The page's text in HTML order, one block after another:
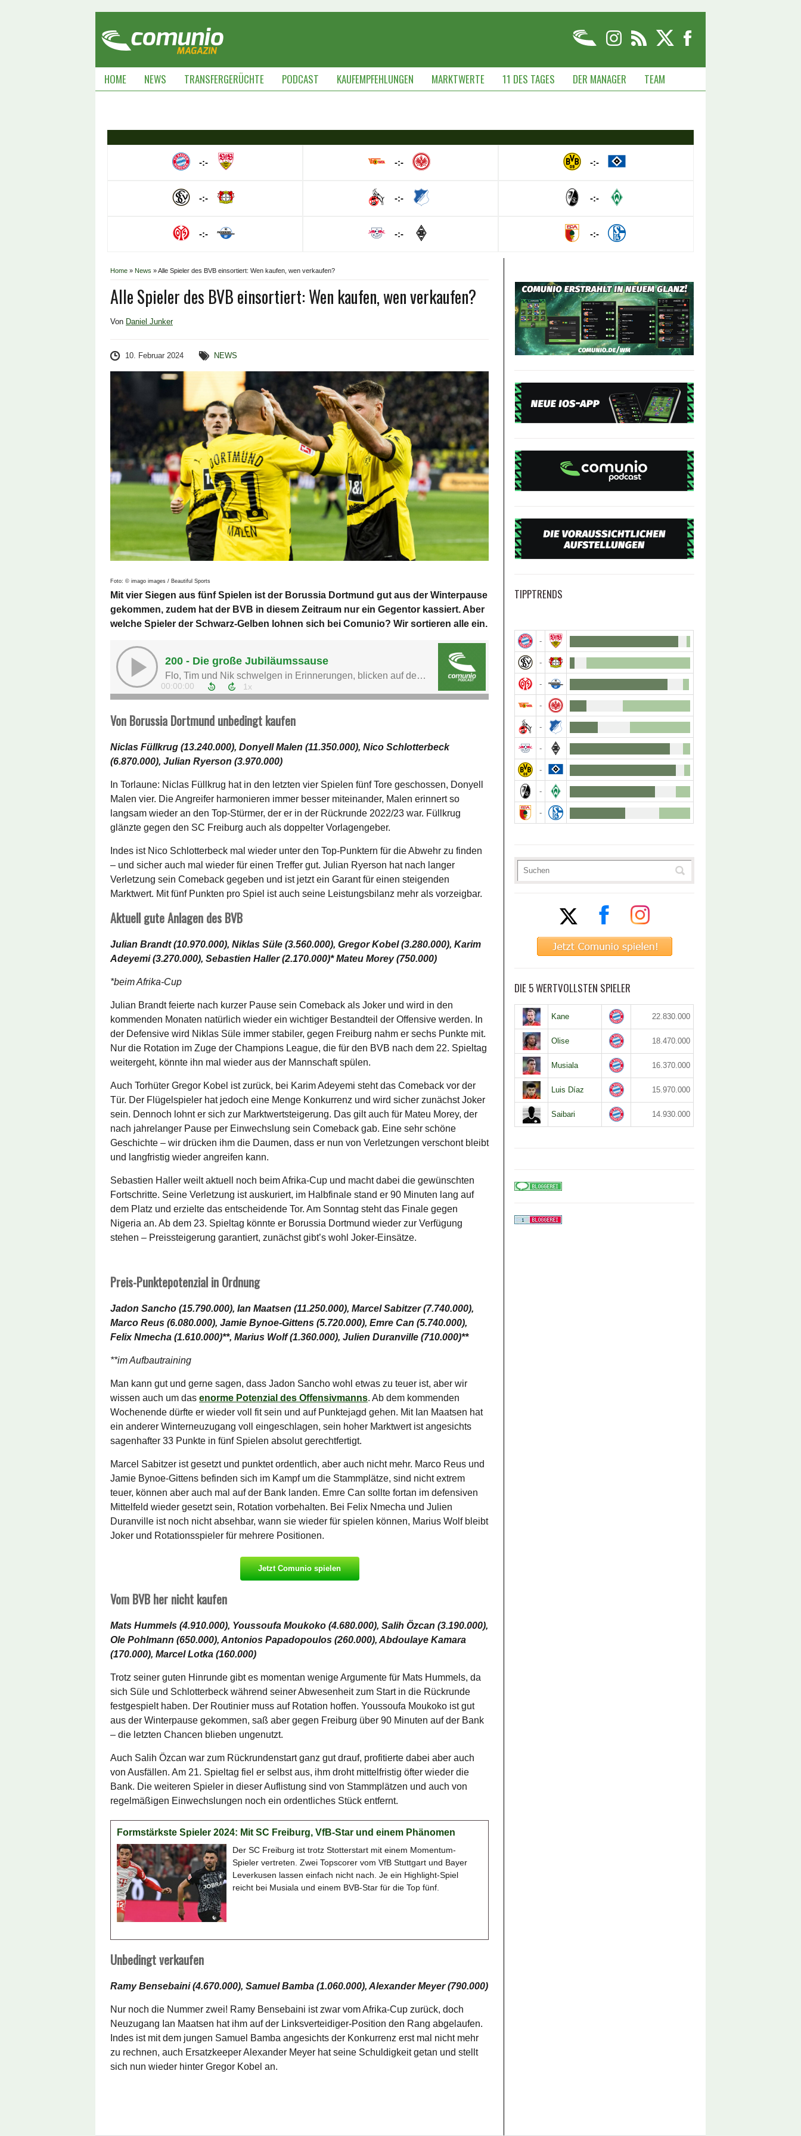
HOME NEWS TRANSFERGERÜCHTE PODCAST KAUFEMPFEHLUNGEN MARKTWERTE 11 DES TAGES DER MANAGER TEAM
-:-
-:-
-:-
-:-
-:-
-:-
-:-
-:-
-:-
Home » News »Alle Spieler des BVB einsortiert: Wen kaufen, wen verkaufen?
Alle Spieler des BVB einsortiert: Wen kaufen, wen verkaufen?
Von Daniel Junker
10. Februar 2024 NEWS
Foto: © imago images / Beautiful Sports
Mit vier Siegen aus fünf Spielen ist der Borussia Dortmund gut aus der Winterpause
gekommen, zudem hat der BVB in diesem Zeitraum nur ein Gegentor kassiert. Aber
welche Spieler der Schwarz-Gelben lohnen sich bei Comunio? Wir sortieren alle ein.
Von Borussia Dortmund unbedingt kaufen
Niclas Füllkrug (13.240.000), Donyell Malen (11.350.000), Nico Schlotterbeck
(6.870.000), Julian Ryerson (3.970.000)
In Torlaune: Niclas Füllkrug hat in den letzten vier Spielen fünf Tore geschossen, Donyell
Malen vier. Die Angreifer harmonieren immer besser miteinander, Malen erinnert so
langsam wieder an den Top-Stürmer, der er in der Rückrunde 2022/23 war. Füllkrug
glänzte gegen den SC Freiburg auch als doppelter Vorlagengeber.
Indes ist Nico Schlotterbeck mal wieder unter den Top-Punktern für die Abwehr zu finden
– und sicher auch mal wieder für einen Treffer gut. Julian Ryerson hat nach langer
Verletzung sein Comeback gegeben und ist jetzt ein Garant für einen steigenden
Marktwert. Mit fünf Punkten pro Spiel ist auch seine Leistungsbilanz mehr als vorzeigbar.
Aktuell gute Anlagen des BVB
Julian Brandt (10.970.000), Niklas Süle (3.560.000), Gregor Kobel (3.280.000), Karim
Adeyemi (3.270.000), Sebastien Haller (2.170.000)* Mateu Morey (750.000)
*beim Afrika-Cup
Julian Brandt feierte nach kurzer Pause sein Comeback als Joker und wird in den
kommenden Monaten natürlich wieder ein wichtiger Bestandteil der Offensive werden. In
der Defensive wird Niklas Süle immer stabiler, gegen Freiburg nahm er sechs Punkte mit.
Nur die Rotation im Zuge der Champions League, die für den BVB nach dem 22. Spieltag
weitergeht, könnte ihn mal wieder aus der Mannschaft spülen.
Auch Torhüter Gregor Kobel ist zurück, bei Karim Adeyemi steht das Comeback vor der
Tür. Der Flügelspieler hat jedoch eine Menge Konkurrenz und wird sicher zunächst Joker
sein. Dennoch lohnt er sich zur Marktwertsteigerung. Das gilt auch für Mateu Morey, der
nach jahrelanger Pause per Einwechslung sein Comeback gab. Eine sehr schöne
Geschichte – wir drücken ihm die Daumen, dass er nun von Verletzungen verschont bleibt
und langfristig wieder angreifen kann.
Sebastien Haller weilt aktuell noch beim Afrika-Cup und macht dabei die gewünschten
Fortschritte. Seine Verletzung ist auskuriert, im Halbfinale stand er 90 Minuten lang auf
dem Platz und erzielte das entscheidende Tor. Am Sonntag steht das Finale gegen
Nigeria an. Ab dem 23. Spieltag könnte er Borussia Dortmund wieder zur Verfügung
stehen – Preissteigerung garantiert, zunächst gibt’s wohl Joker-Einsätze.
Preis-Punktepotenzial in Ordnung
Jadon Sancho (15.790.000), Ian Maatsen (11.250.000), Marcel Sabitzer (7.740.000),
Marco Reus (6.080.000), Jamie Bynoe-Gittens (5.720.000), Emre Can (5.740.000),
Felix Nmecha (1.610.000)**, Marius Wolf (1.360.000), Julien Duranville (710.000)**
**im Aufbautraining
Man kann gut und gerne sagen, dass Jadon Sancho wohl etwas zu teuer ist, aber wir
wissen auch um das enorme Potenzial des Offensivmanns. Ab dem kommenden
Wochenende dürfte er wieder voll fit sein und auf Punktejagd gehen. Mit Ian Maatsen hat
ein anderer Winterneuzugang voll eingeschlagen, sein hoher Marktwert ist angesichts
sagenhafter 33 Punkte in fünf Spielen absolut gerechtfertigt.
Marcel Sabitzer ist gesetzt und punktet ordentlich, aber auch nicht mehr. Marco Reus und
Jamie Bynoe-Gittens befinden sich im Kampf um die Stammplätze, sind nicht extrem
teuer, können aber auch mal auf der Bank landen. Emre Can sollte fortan im defensiven
Mittelfeld wieder gesetzt sein, Rotation vorbehalten. Bei Felix Nmecha und Julien
Duranville ist noch nicht absehbar, wann sie wieder für spielen können, Marius Wolf bleibt
Joker und Rotationsspieler für mehrere Positionen.
Jetzt Comunio spielen
Vom BVB her nicht kaufen
Mats Hummels (4.910.000), Youssoufa Moukoko (4.680.000), Salih Özcan (3.190.000),
Ole Pohlmann (650.000), Antonios Papadopoulos (260.000), Abdoulaye Kamara
(170.000), Marcel Lotka (160.000)
Trotz seiner guten Hinrunde gibt es momentan wenige Argumente für Mats Hummels, da
sich Süle und Schlotterbeck während seiner Abwesenheit zum Start in die Rückrunde
festgespielt haben. Der Routinier muss auf Rotation hoffen. Youssoufa Moukoko ist gut
aus der Winterpause gekommen, saß aber gegen Freiburg über 90 Minuten auf der Bank
– die letzten Chancen blieben ungenutzt.
Auch Salih Özcan war zum Rückrundenstart ganz gut drauf, profitierte dabei aber auch
von Ausfällen. Am 21. Spieltag fiel er selbst aus, ihm droht mittelfristig öfter wieder die
Bank. Die weiteren Spieler in dieser Auflistung sind von Stammplätzen und auch von
regelmäßigen Einwechslungen noch ein ordentliches Stück entfernt.
Formstärkste Spieler 2024: Mit SC Freiburg, VfB-Star und einem Phänomen
Der SC Freiburg ist trotz Stotterstart mit einem Momentum-
Spieler vertreten. Zwei Topscorer vom VfB Stuttgart und Bayer
Leverkusen lassen einfach nicht nach. Je ein Highlight-Spiel
reicht bei Musiala und einem BVB-Star für die Top fünf.
Unbedingt verkaufen
Ramy Bensebaini (4.670.000), Samuel Bamba (1.060.000), Alexander Meyer (790.000)
Nur noch die Nummer zwei! Ramy Bensebaini ist zwar vom Afrika-Cup zurück, doch
Neuzugang Ian Maatsen hat ihm auf der Linksverteidiger-Position den Rang abgelaufen.
Indes ist mit dem jungen Samuel Bamba angesichts der Konkurrenz erst mal nicht mehr
zu rechnen, auch Ersatzkeeper Alexander Meyer hat seine Schuldigkeit getan und stellt
sich nun wieder hinter Gregor Kobel an.
TIPPTRENDS
-
-
-
-
-
-
-
-
-
DIE 5 WERTVOLLSTEN SPIELER
Kane 22.830.000
Olise 18.470.000
Musiala 16.370.000
Luis Díaz 15.970.000
Saibari 14.930.000